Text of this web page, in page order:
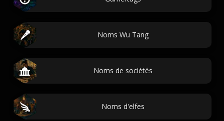
Noms Wu Tang
Noms de sociétés
Noms d'elfes